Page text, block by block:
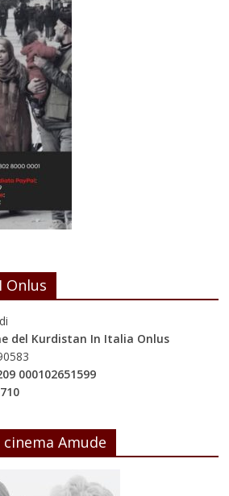
Onlus
del Kurdistan In Italia Onlus
000102651599
Amude